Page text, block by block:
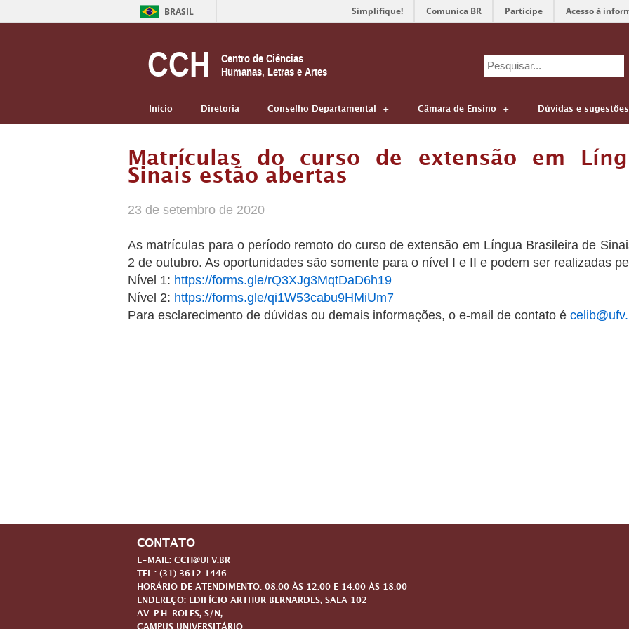
BRASIL Simplifique! Comunica BR Participe Acesso à
CCH
Centro de Ciências
Humanas, Letras e Artes
Search
for:
Início Diretoria Conselho Departamental Câmara de Ensino Dúvidas e sugestões
Matrículas do curso de extensão em
Sinais estão abertas
23 de setembro de 2020
As matrículas para o período remoto do curso de extensão em Língua Brasileira de
2 de outubro. As oportunidades são somente para o nível I e II e podem ser realizadas
Nível 1: https://forms.gle/rQ3XJg3MqtDaD6h19
Nível 2: https://forms.gle/qi1W53cabu9HMiUm7
Para esclarecimento de dúvidas ou demais informações, o e-mail de contato é
CONTATO
E-MAIL: CCH@UFV.BR
TEL.: (31) 3612 1446
HORÁRIO DE ATENDIMENTO: 08:00 ÀS 12:00 E 14:00 ÀS 18:00
ENDEREÇO: EDIFÍCIO ARTHUR BERNARDES, SALA 102
AV. P.H. ROLFS, S/N,